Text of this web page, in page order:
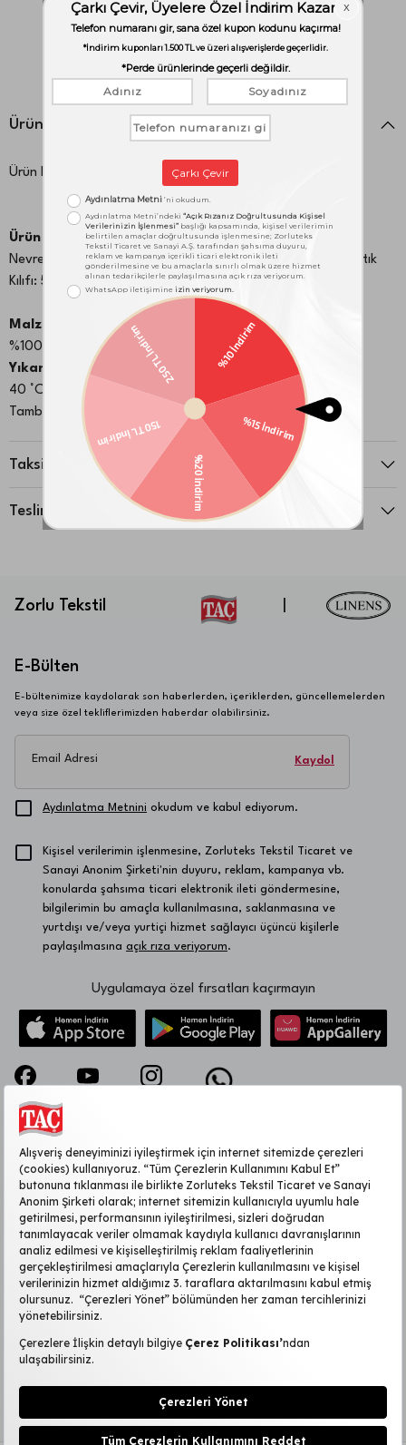
Adet:1
adet
Ürün Detayları
Ürün Kodu:
Ürün İçeriği:
Nevresim: 160X220 cm Çarşaf: 180X260 cmKord Biyeli Yastık
Kılıfı: 50X70 cm 1 Adet
Malzeme:
%100 Pamuk
Yıkama & Bakım Bilgileri:
40 °C de yıkama yapınız
Tamburlu kurutma yapılmaz
Taksit Seçenekleri
Teslimat ve İade
Zorlu Tekstil
E-Bülten
E-bültenimize kaydolarak son haberlerden, içeriklerden, güncellemelerden
veya size özel tekliflerimizden haberdar olabilirsiniz.
Email Adresi Kaydol
Aydınlatma Metnini okudum ve kabul ediyorum.
Kişisel verilerimin işlenmesine, Zorluteks Tekstil Ticaret ve
Sanayi Anonim Şirketi'nin duyuru, reklam, kampanya vb.
konularda şahsıma ticari elektronik ileti göndermesine,
bilgilerimin bu amaçla kullanılmasına, saklanmasına ve
yurtdışı ve/veya yurtiçi hizmet sağlayıcı üçüncü kişilerle
paylaşılmasına açık rıza veriyorum.
Uygulamaya özel fırsatları kaçırmayın
KURUMSAL
MÜŞTERİ HİZMETLERİ
SİTE HAKKINDA
POPÜLER KATEGORİLER
2026 ©TAÇ
|